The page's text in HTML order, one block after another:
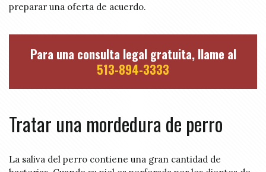
preparar una oferta de acuerdo.
Para una consulta legal gratuita, llame al
513-894-3333
Tratar una mordedura de perro
La saliva del perro contiene una gran cantidad de